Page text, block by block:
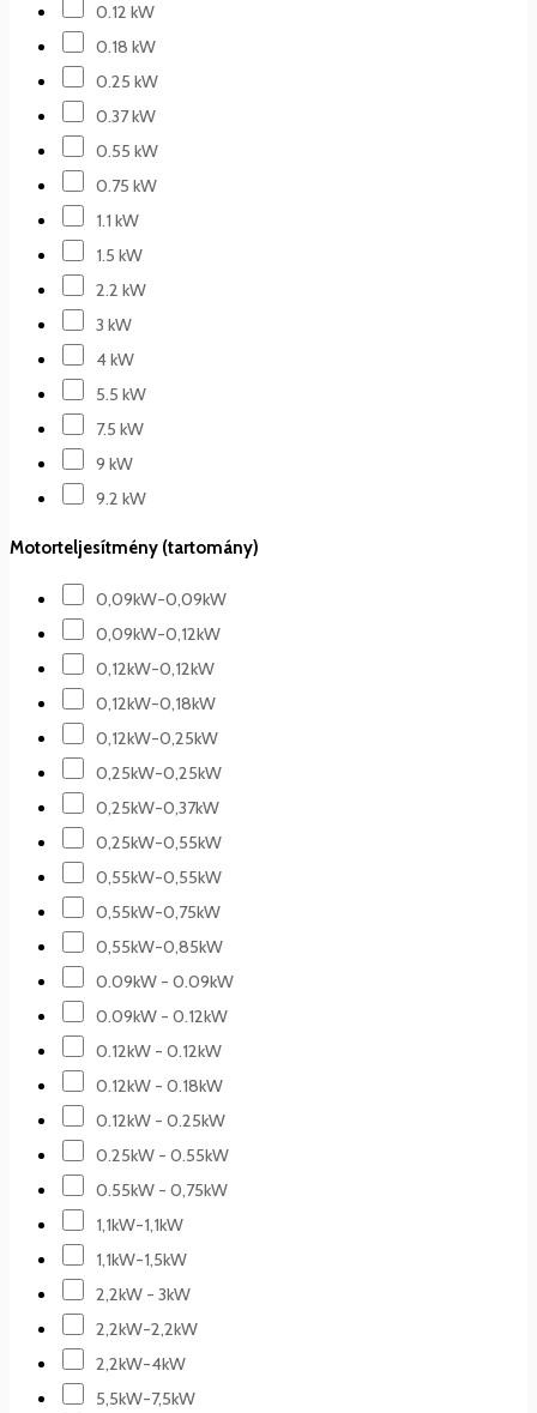
0.12 kW
0.18 kW
0.25 kW
0.37 kW
0.55 kW
0.75 kW
1.1 kW
1.5 kW
2.2 kW
3 kW
4 kW
5.5 kW
7.5 kW
9 kW
9.2 kW
Motorteljesítmény (tartomány)
0,09kW-0,09kW
0,09kW-0,12kW
0,12kW-0,12kW
0,12kW-0,18kW
0,12kW-0,25kW
0,25kW-0,25kW
0,25kW-0,37kW
0,25kW-0,55kW
0,55kW-0,55kW
0,55kW-0,75kW
0,55kW-0,85kW
0.09kW - 0.09kW
0.09kW - 0.12kW
0.12kW - 0.12kW
0.12kW - 0.18kW
0.12kW - 0.25kW
0.25kW - 0.55kW
0.55kW - 0,75kW
1,1kW-1,1kW
1,1kW-1,5kW
2,2kW - 3kW
2,2kW-2,2kW
2,2kW-4kW
5,5kW-7,5kW